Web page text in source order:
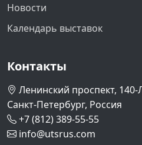
Новости
Календарь выставок
Контакты
Ленинский проспект, 140-
Санкт-Петербург, Россия
+7 (812) 389-55-55
info@utsrus.com